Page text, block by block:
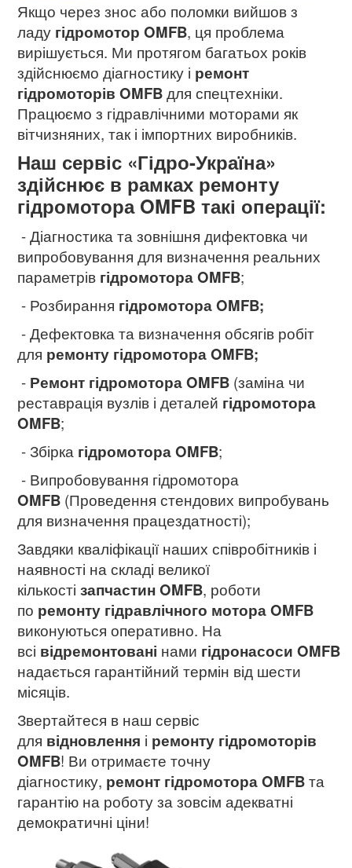
Якщо через знос або поломки вийшов з
ладу гідромотор OMFB, ця проблема
вирішується. Ми протягом багатьох років
здійснюємо діагностику і ремонт
гідромоторів OMFB для спецтехніки.
Працюємо з гідравлічними моторами як
вітчизняних, так і імпортних виробників.
Наш сервіс «Гідро-Україна»
здійснює в рамках ремонту
гідромотора OMFB такі операції:
- Діагностика та зовнішня дифектовка чи
випробовування для визначення реальних
параметрів гідромотора OMFB;
- Розбирання гідромотора OMFB;
- Дефектовка та визначення обсягів робіт
для ремонту гідромотора OMFB;
- Ремонт гідромотора OMFB (заміна чи
реставрація вузлів і деталей гідромотора
OMFB;
- Збірка гідромотора OMFB;
- Випробовування гідромотора
OMFB (Проведення стендових випробувань
для визначення працездатності);
Завдяки кваліфікації наших співробітників і
наявності на складі великої
кількостізапчастин OMFB, роботи
по ремонту гідравлічного мотора OMFB
виконуються оперативно. На
всі відремонтовані нами гідронасоси OMFB
надається гарантійний термін від шести
місяців.
Звертайтеся в наш сервіс
для відновлення і ремонту гідромоторів
OMFB! Ви отримаєте точну
діагностику, ремонт гідромотораOMFBта
гарантію на роботу за зовсім адекватні
демократичні ціни!